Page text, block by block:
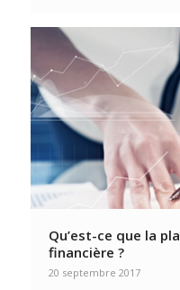
Qu’est-ce que la
financière ?
20 septembre 2017